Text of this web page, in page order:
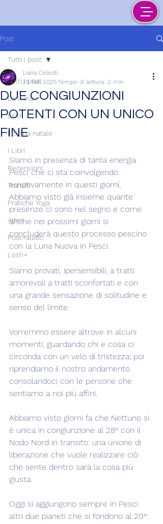
Post
Tutti i post
La Luna
Lilith
Il tema natale
I Libri
Recensioni
Transiti
Pratiche Yoga
Altro
Post+audio
Lilith+
Tutti i post
DUE CONGIUNZIONI
POTENTI CON UN UNICO
FINE
Liana Celesti
25 feb 2025Tempo di lettura: 2 min
Siamo in presenza di tanta energia
Pesci che ci sta coinvolgendo
emotivamente in questi giorni,
Abbiamo visto già insieme quante
presenze ci sono nel segno e come
anche nei prossimi giorni si
concluderà questo processo pescino
con la Luna Nuova in Pesci.
Siamo provati, ipersensibili, a tratti
amorevoli a tratti sconfortati e con
una grande sensazione di solitudine e
senso del limite.
Vorremmo essere altrove in alcuni
momenti, guardando chi e cosa ci
circonda con un velo di tristezza; poi
riprendiamo il nostro andamento
consolandoci con le persone che
sentiamo a noi più affini.
Abbiamo visto giorni fa che Nettuno si
è unica in congiunzione al 28° con il
Nodo Nord in transito: una unione di
liberazione che vuole realizzare ciò
che sente dentro sarà la cosa più
giusta.
Oggi si aggiungono sempre in Pesci
altri due pianeti che si fondono al 20°: